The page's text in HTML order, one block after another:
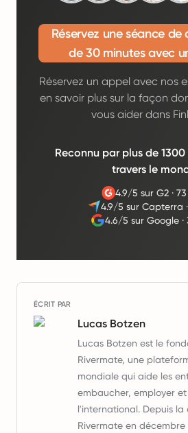
Réservez une séance
de 30 minutes avec
Réservez un appel avec nos
en savoir plus sur la façon
vous aider dans
Reconnu par plus de
travers le
4.9/5 sur G2 ·
4.9/5 sur Capterra
4.6/5 sur Google·
ÉCRIT PAR
Lucas Botzen
Lucas Botzen est le
Rivermate, une
mondiale qui aide les
embaucher, employer
l'international. Depuis
Rivermate en décembre